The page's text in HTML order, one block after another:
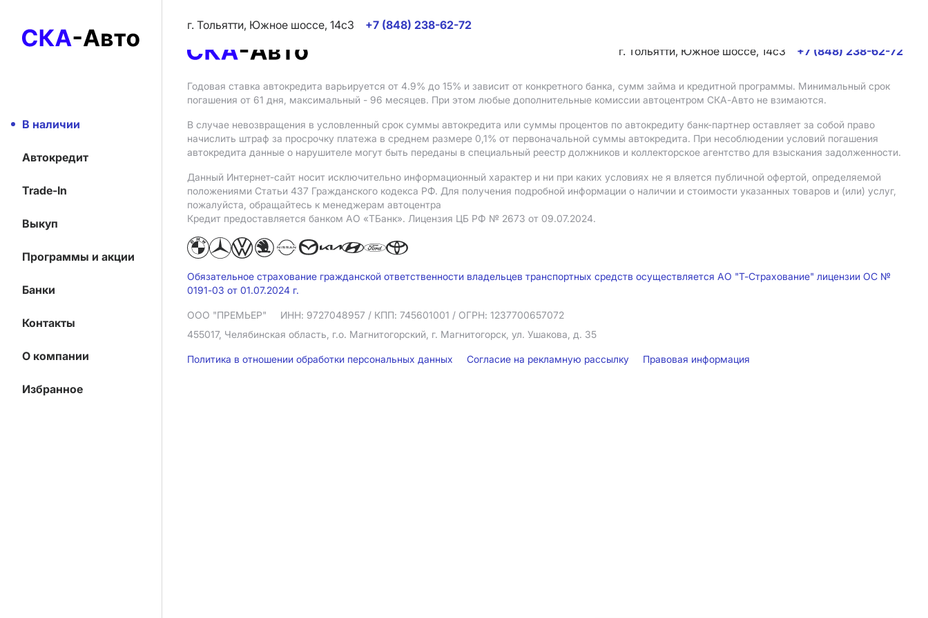
В наличии
Автокредит
Trade-In
Выкуп
Программы и акции
Банки
Контакты
О компании
Избранное
г. Тольятти, Южное шоссе, 14с3
+7 (848) 238-62-72
г. Тольятти, Южное шоссе, 14с3
+7 (848) 238-62-72
Годовая ставка автокредита варьируется от 4.9% до 15% и зависит от конкретного банка, сумм займа и кредитной программы. Минимальный срок
погашения от 61 дня, максимальный - 96 месяцев. При этом любые дополнительные комиссии автоцентром СКА-Авто не взимаются.
В случае невозвращения в условленный срок суммы автокредита или суммы процентов по автокредиту банк-партнер оставляет за собой право
начислить штраф за просрочку платежа в среднем размере 0,1% от первоначальной суммы автокредита. При несоблюдении условий погашения
автокредита данные о нарушителе могут быть переданы в специальный реестр должников и коллекторское агентство для взыскания задолженности.
Данный Интернет-сайт носит исключительно информационный характер и ни при каких условиях не я вляется публичной офертой, определяемой
положениями Статьи 437 Гражданского кодекса РФ. Для получения подробной информации о наличии и стоимости указанных товаров и (или) услуг,
пожалуйста, обращайтесь к менеджерам автоцентра
Кредит предоставляется банком АO «ТБанк». Лицензия ЦБ РФ № 2673 от 09.07.2024.
Обязательное страхование гражданской ответственности владельцев транспортных средств осуществляется АО "Т-Страхование" лицензии ОС №
0191-03 от 01.07.2024 г.
ООО "ПРЕМЬЕР" ИНН: 9727048957 / КПП: 745601001 / ОГРН: 1237700657072
455017, Челябинская область, г.о. Магнитогорский, г. Магнитогорск, ул. Ушакова, д. 35
Политика в отношении обработки персональных данных Согласие на рекламную рассылку Правовая информация